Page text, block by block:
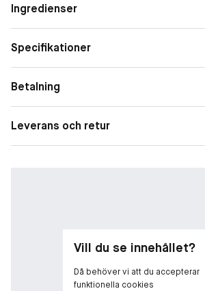
-
anpassad för en aktiv livsstil.
Ingredienser
Specifikationer
Betalning
Leverans och retur
Vill du se innehållet?
Då behöver vi att du accepterar
funktionella cookies